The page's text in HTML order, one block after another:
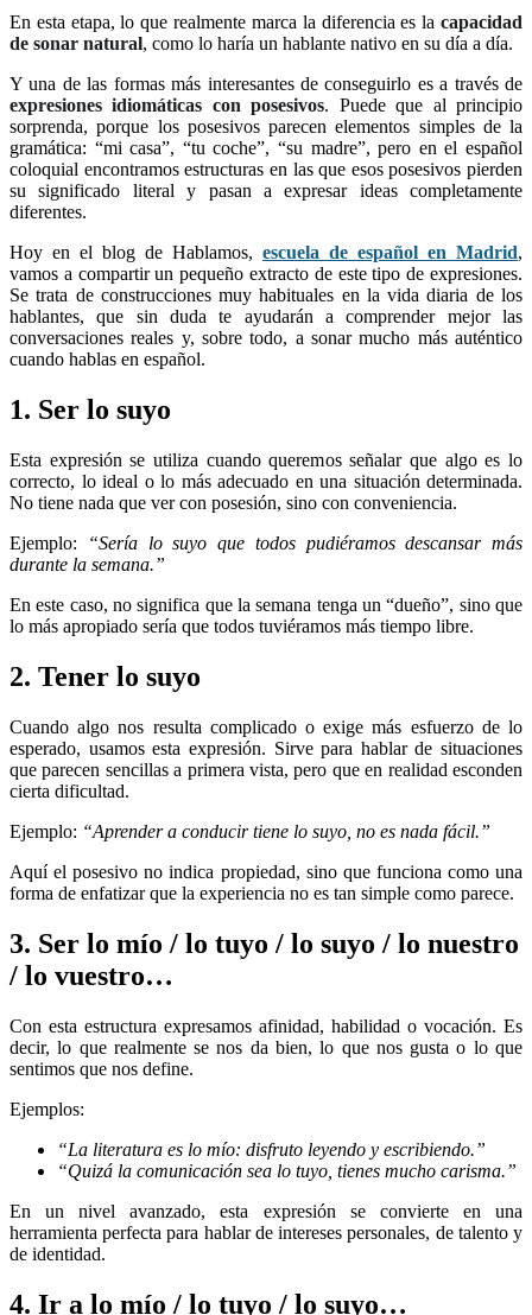
En esta etapa, lo que realmente marca la diferencia es la capacidad
de sonar natural, como lo haría un hablante nativo en su día a día.
Y una de las formas más interesantes de conseguirlo es a través de
expresiones idiomáticas con posesivos. Puede que al principio
sorprenda, porque los posesivos parecen elementos simples de la
gramática: “mi casa”, “tu coche”, “su madre”, pero en el español
coloquial encontramos estructuras en las que esos posesivos pierden
su significado literal y pasan a expresar ideas completamente
diferentes.
Hoy en el blog de Hablamos, escuela de español en Madrid,
vamos a compartir un pequeño extracto de este tipo de expresiones.
Se trata de construcciones muy habituales en la vida diaria de los
hablantes, que sin duda te ayudarán a comprender mejor las
conversaciones reales y, sobre todo, a sonar mucho más auténtico
cuando hablas en español.
1. Ser lo suyo
Esta expresión se utiliza cuando queremos señalar que algo es lo
correcto, lo ideal o lo más adecuado en una situación determinada.
No tiene nada que ver con posesión, sino con conveniencia.
Ejemplo:
“Sería lo suyo que todos pudiéramos descansar más
durante la semana.”
En este caso, no significa que la semana tenga un “dueño”, sino que
lo más apropiado sería que todos tuviéramos más tiempo libre.
2. Tener lo suyo
Cuando algo nos resulta complicado o exige más esfuerzo de lo
esperado, usamos esta expresión. Sirve para hablar de situaciones
que parecen sencillas a primera vista, pero que en realidad esconden
cierta dificultad.
Ejemplo: “Aprender a conducir tiene lo suyo, no es nada fácil.”
Aquí el posesivo no indica propiedad, sino que funciona como una
forma de enfatizar que la experiencia no es tan simple como parece.
3. Ser lo mío / lo tuyo / lo suyo / lo nuestro
/ lo vuestro…
Con esta estructura expresamos afinidad, habilidad o vocación. Es
decir, lo que realmente se nos da bien, lo que nos gusta o lo que
sentimos que nos define.
Ejemplos:
“La literatura es lo mío: disfruto leyendo y escribiendo.”
“Quizá la comunicación sea lo tuyo, tienes mucho carisma.”
En un nivel avanzado, esta expresión se convierte en una
herramienta perfecta para hablar de intereses personales, de talento y
de identidad.
4. Ir a lo mío / lo tuyo / lo suyo…